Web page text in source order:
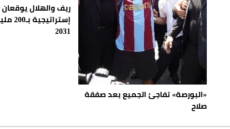
«البورصة» تفاجئ الجميع بعد صفقة
صلاح
ريف والهلال
2031